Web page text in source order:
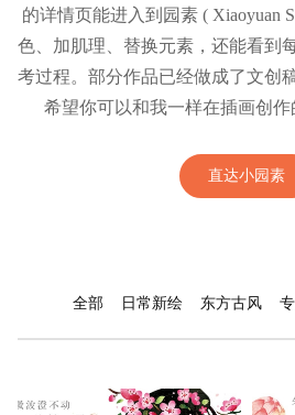
的详情页能进入到园素 ( Xiaoyuan
色、加肌理、替换元素，还能看到
考过程。部分作品已经做成了文创
希望你可以和我一样在插画创作
直达小园素
全部 日常新绘 东方古风